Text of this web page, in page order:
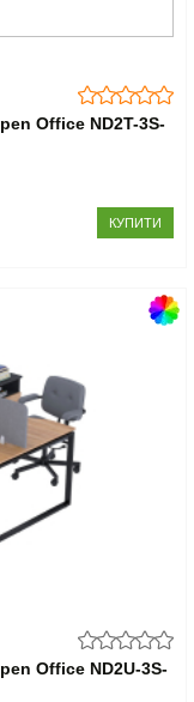
Office ND2T-3S-
КУПИТИ
Office ND2U-3S-